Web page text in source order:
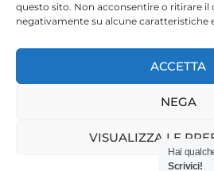
questo sito. Non acconsentire o ritirare il
negativamente su alcune caratteristiche
ACCETTA
NEGA
VISUALIZZA LE
HOME
Hai
Scrivici!